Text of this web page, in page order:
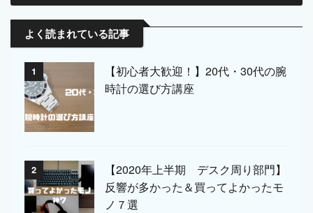
よく読まれている記事
1
【初心者大歓迎！】20代・30代の腕
時計の選び方講座
2
【2020年上半期 デスク周り部門】
反響が多かった＆買ってよかったモ
ノ７選